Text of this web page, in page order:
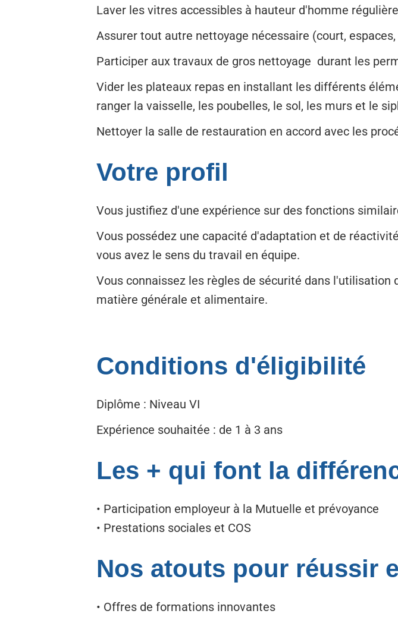
Laver les vitres accessibles à hauteur d'homme
Assurer tout autre nettoyage nécessaire (court,
Participer aux travaux de gros nettoyage durant les
Vider les plateaux repas en installant les différents
ranger la vaisselle, les poubelles, le sol, les murs et le
Nettoyer la salle de restauration en accord avec les
Votre profil
Vous justifiez d'une expérience sur des fonctions
Vous possédez une capacité d'adaptation et de
vous avez le sens du travail en équipe.
Vous connaissez les règles de sécurité dans
matière générale et alimentaire.
Conditions d'éligibilité
Diplôme : Niveau VI
Expérience souhaitée : de 1 à 3 ans
Les + qui font la
• Participation employeur à la Mutuelle et prévoyance
• Prestations sociales et COS
Nos atouts pour réussir
• Offres de formations innovantes